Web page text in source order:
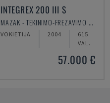
INTEGREX 200 III S
MAZAK - TEKINIMO-FREZAVIMO CENTRAS
VOKIETIJA 2004
615
VAL.
57.000 €